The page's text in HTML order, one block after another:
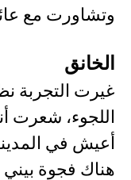
وتشاورت مع
الخانق
غيرت التجربة
اللجوء، شعرت
أعيش في
هناك فجوة بيني